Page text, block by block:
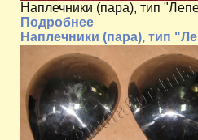
Наплечники (пара), тип
Подробнее
Наплечники (пара), тип